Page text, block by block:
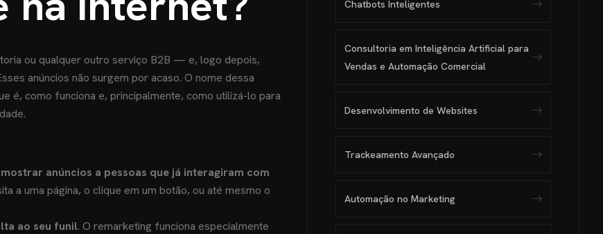
ou qualquer outro serviço B2B — e, logo depois,
anúncios não surgem por acaso. O nome dessa
é, como funciona e, principalmente, como utilizá-lo para
mostrar anúncios a pessoas que já interagiram com
a uma página, o clique em um botão, ou até mesmo o
ao seu funil. O remarketing funciona especialmente
Chatbots Inteligentes
Consultoria em Inteligência Artificial para
Vendas e Automação Comercial
Desenvolvimento de Websites
Trackeamento Avançado
Automação no Marketing